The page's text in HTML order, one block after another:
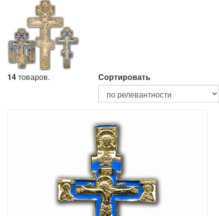
14товаров. Сортировать